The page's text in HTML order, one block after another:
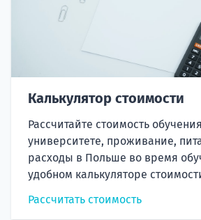
Калькулятор стоимости
Рассчитайте стоимость
университете, проживание,
расходы в Польше во время
удобном калькуляторе
Рассчитать стоимость